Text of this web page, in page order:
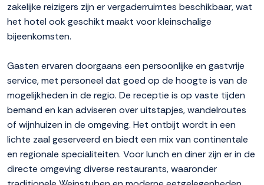
zakelijke reizigers zijn er vergaderruimtes beschikbaar, wat
het hotel ook geschikt maakt voor kleinschalige
bijeenkomsten.
Gasten ervaren doorgaans een persoonlijke en gastvrije
service, met personeel dat goed op de hoogte is van de
mogelijkheden in de regio. De receptie is op vaste tijden
bemand en kan adviseren over uitstapjes, wandelroutes
of wijnhuizen in de omgeving. Het ontbijt wordt in een
lichte zaal geserveerd en biedt een mix van continentale
en regionale specialiteiten. Voor lunch en diner zijn er in de
directe omgeving diverse restaurants, waaronder